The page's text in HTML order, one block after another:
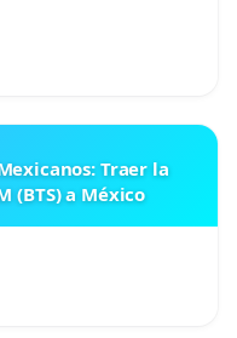
Traer la
(BTS) a México